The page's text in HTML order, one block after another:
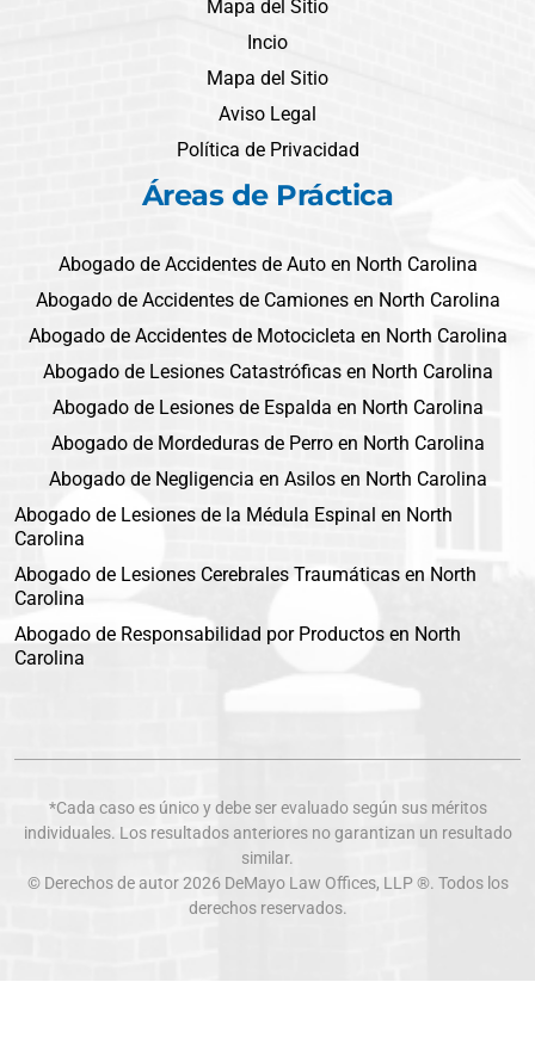
Mapa del Sitio
Incio
Mapa del Sitio
Aviso Legal
Política de Privacidad
Áreas de Práctica
Abogado de Accidentes de Auto en North Carolina
Abogado de Accidentes de Camiones en North Carolina
Abogado de Accidentes de Motocicleta en North Carolina
Abogado de Lesiones Catastróficas en North Carolina
Abogado de Lesiones de Espalda en North Carolina
Abogado de Mordeduras de Perro en North Carolina
Abogado de Negligencia en Asilos en North Carolina
Abogado de Lesiones de la Médula Espinal en North
Carolina
Abogado de Lesiones Cerebrales Traumáticas en North
Carolina
Abogado de Responsabilidad por Productos en North
Carolina
*Cada caso es único y debe ser evaluado según sus méritos
individuales. Los resultados anteriores no garantizan un resultado
similar.
© Derechos de autor 2026 DeMayo Law Offices, LLP ®. Todos los
derechos reservados.